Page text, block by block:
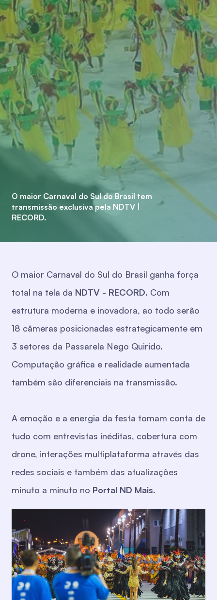
O maior Carnaval do Sul do Brasil tem
transmissão exclusiva pela NDTV |
RECORD.
O maior Carnaval do Sul do Brasil ganha força
total na tela da NDTV - RECORD. Com
estrutura moderna e inovadora, ao todo serão
18 câmeras posicionadas estrategicamente em
3 setores da Passarela Nego Quirido.
Computação gráfica e realidade aumentada
também são diferenciais na transmissão.
A emoção e a energia da festa tomam conta de
tudo com entrevistas inéditas, cobertura com
drone, interações multiplataforma através das
redes sociais e também das atualizações
minuto a minuto no Portal ND Mais.